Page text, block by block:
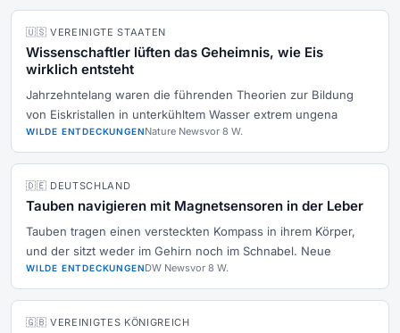
🇺🇸 VEREINIGTE STAATEN
Wissenschaftler lüften das Geheimnis, wie Eis
wirklich entsteht
Jahrzehntelang waren die führenden Theorien zur Bildung
von Eiskristallen in unterkühltem Wasser extrem ungena
WILDE ENTDECKUNGENNature Newsvor 8 W.
🇩🇪 DEUTSCHLAND
Tauben navigieren mit Magnetsensoren in der Leber
Tauben tragen einen versteckten Kompass in ihrem Körper,
und der sitzt weder im Gehirn noch im Schnabel. Neue
WILDE ENTDECKUNGENDW Newsvor 8 W.
🇬🇧 VEREINIGTES KÖNIGREICH